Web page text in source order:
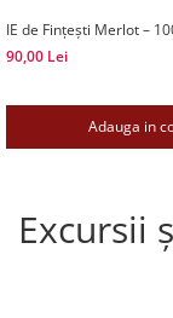
IE de Fințești Merlot –
90,00 Lei
Adauga in
Excursii